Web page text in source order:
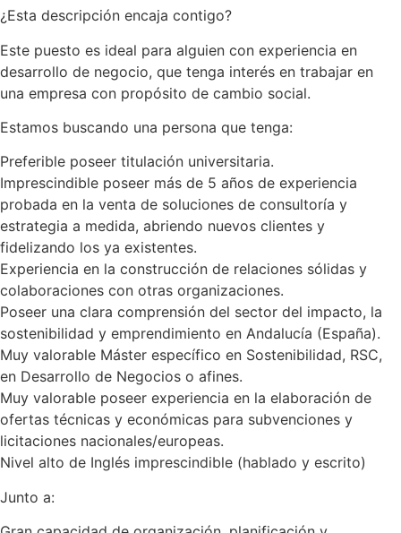
¿Esta descripción encaja contigo?
Este puesto es ideal para alguien con experiencia en
desarrollo de negocio, que tenga interés en trabajar en
una empresa con propósito de cambio social.
Estamos buscando una persona que tenga:
Preferible poseer titulación universitaria.
Imprescindible poseer más de 5 años de experiencia
probada en la venta de soluciones de consultoría y
estrategia a medida, abriendo nuevos clientes y
fidelizando los ya existentes.
Experiencia en la construcción de relaciones sólidas y
colaboraciones con otras organizaciones.
Poseer una clara comprensión del sector del impacto, la
sostenibilidad y emprendimiento en Andalucía (España).
Muy valorable Máster específico en Sostenibilidad, RSC,
en Desarrollo de Negocios o afines.
Muy valorable poseer experiencia en la elaboración de
ofertas técnicas y económicas para subvenciones y
licitaciones nacionales/europeas.
Nivel alto de Inglés imprescindible (hablado y escrito)
Junto a: